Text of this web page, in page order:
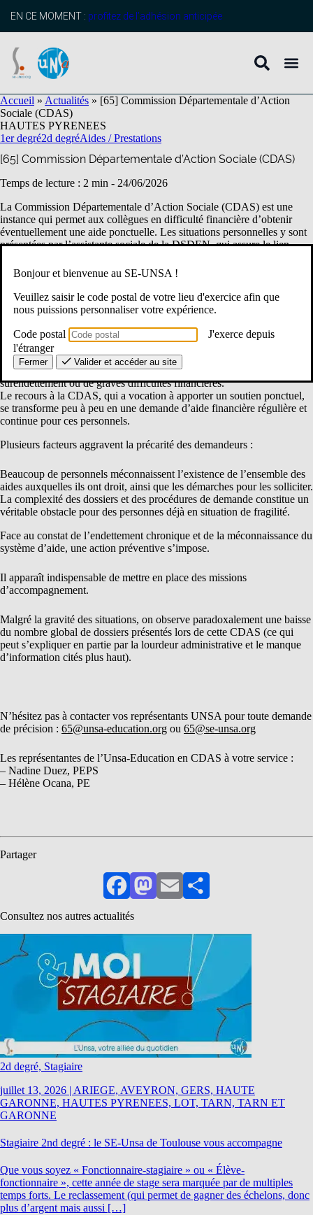
principal
EN CE MOMENT : profitez de l’adhésion anticipée
Accueil » Actualités » [65] Commission Départementale d’Action
Sociale (CDAS)
HAUTES PYRENEES
1er degré2d degréAides / Prestations
[65] Commission Départementale d’Action Sociale (CDAS)
Temps de lecture : 2 min - 24/06/2026
La Commission Départementale d’Action Sociale (CDAS) est une
instance qui permet aux collègues en difficulté financière d’obtenir
éventuellement une aide ponctuelle. Les situations personnelles y sont
présentées par l’assistante sociale de la DSDEN, qui assure le lien
financières souvent dramatiques, qui touchent aujourd’hui une majorité
des Accompagnants des Élèves en Situation de Handicap (AESH).
L’évolution de ces demandes est inquiétante :
La majorité des dossiers étudiés concerne des cas récurrents de
surendettement ou de graves difficultés financières.
Le recours à la CDAS, qui a vocation à apporter un soutien ponctuel,
se transforme peu à peu en une demande d’aide financière régulière et
continue pour ces personnels.
Plusieurs facteurs aggravent la précarité des demandeurs :
Beaucoup de personnels méconnaissent l’existence de l’ensemble des
aides auxquelles ils ont droit, ainsi que les démarches pour les solliciter.
La complexité des dossiers et des procédures de demande constitue un
véritable obstacle pour des personnes déjà en situation de fragilité.
Face au constat de l’endettement chronique et de la méconnaissance du
système d’aide, une action préventive s’impose.
Il apparaît indispensable de mettre en place des missions
d’accompagnement.
Malgré la gravité des situations, on observe paradoxalement une baisse
du nombre global de dossiers présentés lors de cette CDAS (ce qui
peut s’expliquer en partie par la lourdeur administrative et le manque
d’information cités plus haut).
N’hésitez pas à contacter vos représentants UNSA pour toute demande
de précision : 65@unsa-education.org ou 65@se-unsa.org
Les représentantes de l’Unsa-Education en CDAS à votre service :
– Nadine Duez, PEPS
– Hélène Ocana, PE
Partager
FacebookMastodon
EmailPartager
Consultez nos autres actualités
2d degré, Stagiaire
juillet 13, 2026 | ARIEGE, AVEYRON, GERS, HAUTE
GARONNE, HAUTES PYRENEES, LOT, TARN, TARN ET
GARONNE
Stagiaire 2nd degré : le SE-Unsa de Toulouse vous accompagne
Que vous soyez « Fonctionnaire-stagiaire » ou « Élève-
fonctionnaire », cette année de stage sera marquée par de multiples
temps forts. Le reclassement (qui permet de gagner des échelons, donc
plus d’argent mais aussi […]
Bonjour et bienvenue au SE-UNSA !
Veuillez saisir le code postal de votre lieu d'exercice afin que
nous puissions personnaliser votre expérience.
Code postal
J'exerce depuis
l'étranger
Fermer Valider et accéder au site